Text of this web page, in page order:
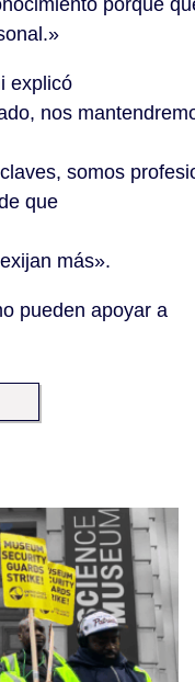
porque
explicó
nos
somos
que
más».
pueden apoyar a